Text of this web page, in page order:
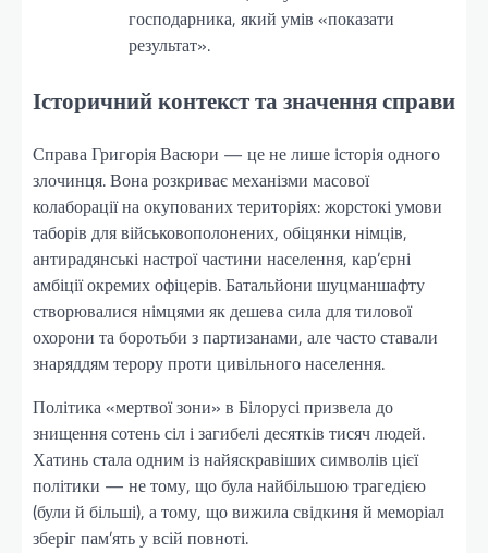
господарника, який умів «показати
результат».
Історичний контекст та значення справи
Справа Григорія Васюри — це не лише історія одного
злочинця. Вона розкриває механізми масової
колаборації на окупованих територіях: жорстокі умови
таборів для військовополонених, обіцянки німців,
антирадянські настрої частини населення, кар’єрні
амбіції окремих офіцерів. Батальйони шуцманшафту
створювалися німцями як дешева сила для тилової
охорони та боротьби з партизанами, але часто ставали
знаряддям терору проти цивільного населення.
Політика «мертвої зони» в Білорусі призвела до
знищення сотень сіл і загибелі десятків тисяч людей.
Хатинь стала одним із найяскравіших символів цієї
політики — не тому, що була найбільшою трагедією
(були й більші), а тому, що вижила свідкиня й меморіал
зберіг пам’ять у всій повноті.